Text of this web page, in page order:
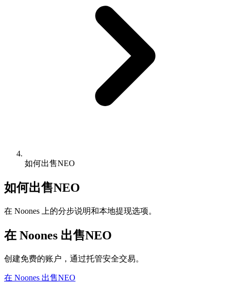
如何出售NEO
如何出售NEO
在 Noones 上的分步说明和本地提现选项。
在 Noones 出售NEO
创建免费的账户，通过托管安全交易。
在 Noones 出售NEO